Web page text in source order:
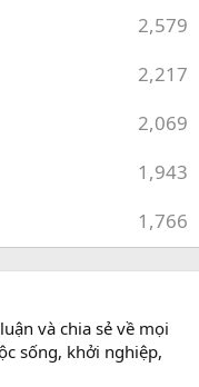
2,579
2,217
2,069
1,943
1,766
và chia sẻ về mọi
sống, khởi nghiệp,